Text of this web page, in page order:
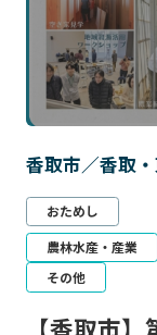
香取市／香取
おためし
農林水産・産業
その他
【香取市